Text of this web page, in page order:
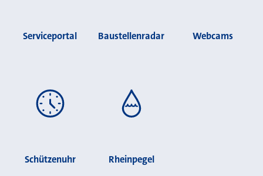
Serviceportal Baustellenradar Webcams
Schützenuhr Rheinpegel